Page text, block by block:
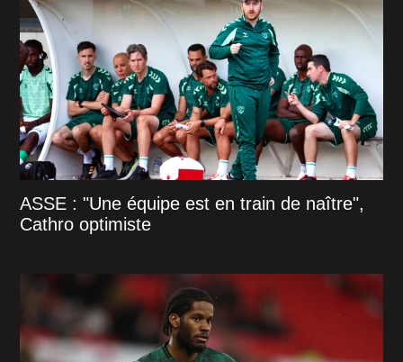
ASSE : "Une équipe est en train de naître",
Cathro optimiste